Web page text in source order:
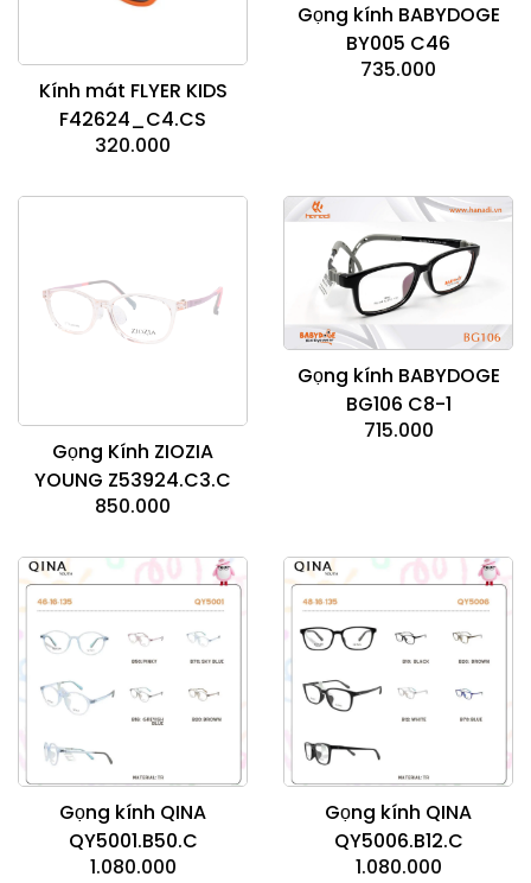
Kính mát FLYER KIDS
F42624_C4.CS
320.000
Gọng kính BABYDOGE
BY005 C46
735.000
Gọng Kính ZIOZIA
YOUNG Z53924.C3.C
850.000
Gọng kính BABYDOGE
BG106 C8-1
715.000
Gọng kính QINA
QY5001.B50.C
1.080.000
Gọng kính QINA
QY5006.B12.C
1.080.000